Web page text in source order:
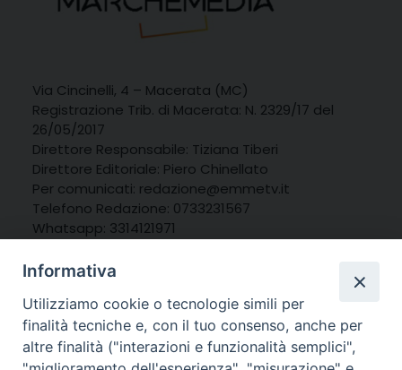
Via Cincinelli, 4 – Macerata (MC)
Registrazione Trib. di Macerata: N. 2329/17 del
26/05/2017
Direttore Responsabile: Tiziana Tiberi
Direttore Editoriale: Piero Chinellato
Per comunicati: redazione@emmetv.it
Telefono Redazione: 0733231567
Whatsapp: 3314121971
Informativa
Utilizziamo cookie o tecnologie simili per
finalità tecniche e, con il tuo consenso, anche per
altre finalità ("interazioni e funzionalità semplici",